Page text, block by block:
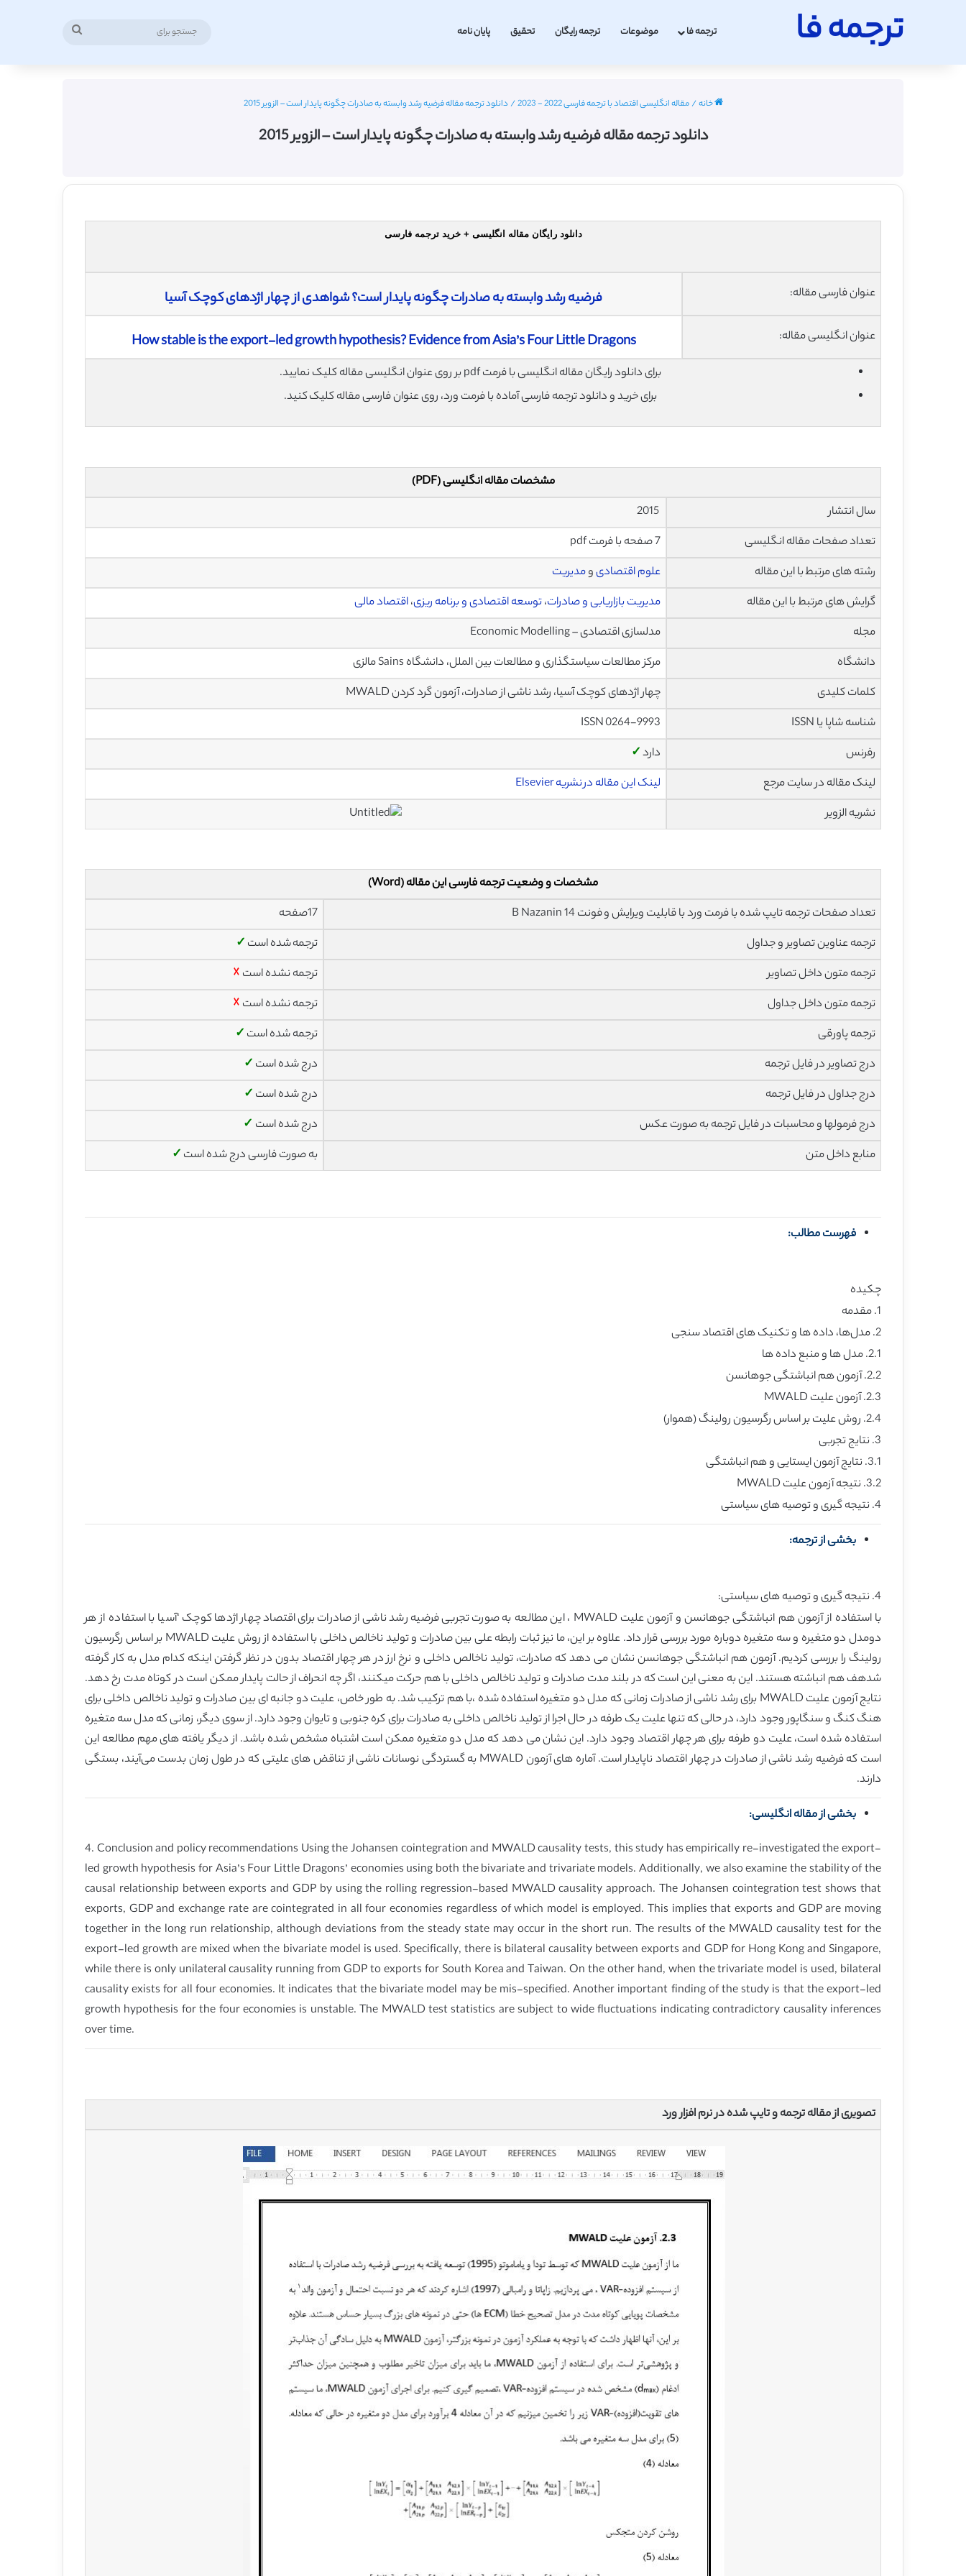
ترجمه فا ترجمه فا موضوعات ترجمه رایگان تحقیق پایان نامه
خانه/مقاله انگلیسی اقتصاد با ترجمه فارسی 2022 - 2023 / دانلود ترجمه مقاله فرضیه رشد وابسته به صادرات چگونه پایدار است – الزویر 2015
دانلود ترجمه مقاله فرضیه رشد وابسته به صادرات چگونه پایدار است – الزویر 2015
دانلود رایگان مقاله انگلیسی + خرید ترجمه فارسی
عنوان فارسی مقاله: فرضیه رشد وابسته به صادرات چگونه پایدار است؟ شواهدی از چهار اژدهای کوچک آسیا
عنوان انگلیسی مقاله: How stable is the export-led growth hypothesis? Evidence from Asia’s Four Little Dragons
برای دانلود رایگان مقاله انگلیسی با فرمت pdf بر روی عنوان انگلیسی مقاله کلیک نمایید.
برای خرید و دانلود ترجمه فارسی آماده با فرمت ورد، روی عنوان فارسی مقاله کلیک کنید.
مشخصات مقاله انگلیسی (PDF)
سال انتشار
تعداد صفحات مقاله انگلیسی
7 صفحه با فرمت pdf
رشته های مرتبط با این مقاله
علوم اقتصادیومدیریت
گرایش های مرتبط با این مقاله
مدیریت بازاریابی و صادرات،توسعه اقتصادی و برنامه ریزی،اقتصاد مالی
مجله
مدلسازی اقتصادی – Economic Modelling
دانشگاه
مرکز مطالعات سیاستگذاری و مطالعات بین الملل، دانشگاه Sains مالزی
کلمات کلیدی
چهار اژدهای کوچک آسیا، رشد ناشی از صادرات، آزمون گرد کردن MWALD
شناسه شاپا یا ISSN
ISSN 0264-9993
رفرنس
دارد✓
لینک مقاله در سایت مرجع
لینک این مقاله در نشریه Elsevier
نشریه الزویر
مشخصات و وضعیت ترجمه فارسی این مقاله (Word)
تعداد صفحات ترجمه تایپ شده با فرمت ورد با قابلیت ویرایش و فونت 14 B Nazanin
17صفحه
ترجمه عناوین تصاویر و جداول
ترجمه شده است ✓
ترجمه متون داخل تصاویر
ترجمه نشده است ☓
ترجمه متون داخل جداول
ترجمه نشده است ☓
ترجمه پاورقی
ترجمه شده است ✓
درج تصاویر در فایل ترجمه
درج شده است ✓
درج جداول در فایل ترجمه
درج شده است ✓
درج فرمولها و محاسبات در فایل ترجمه به صورت عکس
درج شده است ✓
منابع داخل متن
به صورت فارسی درج شده است ✓
فهرست مطالب:
چکیده
1. مقدمه
2. مدل‌ها، داده ها و تکنیک های اقتصاد سنجی
2.1. مدل ها و منبع داده ها
2.2. آزمون هم انباشتگی جوهانسن
2.3. آزمون علیت MWALD
2.4. روش علیت بر اساس رگرسیون رولینگ (هموار)
3. نتایج تجربی
3.1. نتایج آزمون ایستایی و هم انباشتگی
3.2. نتیجه آزمون علیت MWALD
4. نتیجه گیری و توصیه های سیاستی
بخشی از ترجمه:
4. نتیجه گیری و توصیه های سیاستی:
با استفاده از آزمون هم انباشتگی جوهانسن و آزمون علیت MWALD ، این مطالعه به صورت تجربی فرضیه رشد ناشی از صادرات برای اقتصاد چهار اژدها کوچک ‘آسیا با استفاده از هر
دومدل دو متغیره و سه متغیره دوباره مورد بررسی قرار داد. علاوه بر این، ما نیز ثبات رابطه علی بین صادرات و تولید ناخالص داخلی با استفاده از روش علیت MWALD بر اساس رگرسیون
رولینگ را بررسی کردیم. آزمون هم انباشتگی جوهانسن نشان می دهد که صادرات، تولید ناخالص داخلی و نرخ ارز در هر چهار اقتصاد بدون در نظر گرفتن اینکه کدام مدل به کار گرفته
شدهف هم انباشته هستند. این به معنی این است که در بلند مدت صادرات و تولید ناخالص داخلی با هم حرکت میکنند، اگر چه انحراف از حالت پایدار ممکن است در کوتاه مدت رخ دهد.
نتایج آزمون علیت MWALD برای رشد ناشی از صادرات زمانی که مدل دو متغیره استفاده شده ،با هم ترکیب شد. به طور خاص، علیت دو جانبه ای بین صادرات و تولید ناخالص داخلی برای
هنگ کنگ و سنگاپور وجود دارد، در حالی که تنها علیت یک طرفه در حال اجرا از تولید ناخالص داخلی به صادرات برای کره جنوبی و تایوان وجود دارد. از سوی دیگر، زمانی که مدل سه متغیره
استفاده شده است، علیت دو طرفه برای هر چهار اقتصاد وجود دارد. این نشان می دهد که مدل دو متغیره ممکن است اشتباه مشخص شده باشد. از دیگر یافته های مهم مطالعه این
است که فرضیه رشد ناشی از صادرات در چهار اقتصاد ناپایدار است. آماره های آزمون MWALD به گستردگی نوسانات ناشی از تناقض های علیتی که در طول زمان بدست می‌آیند، بستگی
دارند.
بخشی از مقاله انگلیسی:
4. Conclusion and policy recommendations Using the Johansen cointegration and MWALD causality tests, this study has empirically re-investigated the export-
led growth hypothesis for Asia’s Four Little Dragons’ economies using both the bivariate and trivariate models. Additionally, we also examine the stability of the
causal relationship between exports and GDP by using the rolling regression-based MWALD causality approach. The Johansen cointegration test shows that
exports, GDP and exchange rate are cointegrated in all four economies regardless of which model is employed. This implies that exports and GDP are moving
together in the long run relationship, although deviations from the steady state may occur in the short run. The results of the MWALD causality test for the
export-led growth are mixed when the bivariate model is used. Specifically, there is bilateral causality between exports and GDP for Hong Kong and Singapore,
while there is only unilateral causality running from GDP to exports for South Korea and Taiwan. On the other hand, when the trivariate model is used, bilateral
causality exists for all four economies. It indicates that the bivariate model may be mis-specified. Another important finding of the study is that the export-led
growth hypothesis for the four economies is unstable. The MWALD test statistics are subject to wide fluctuations indicating contradictory causality inferences
over time.
تصویری از مقاله ترجمه و تایپ شده در نرم افزار ورد